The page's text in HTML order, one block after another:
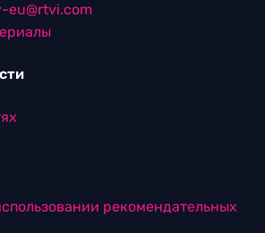
eu@rtvi.com
рекомендательных